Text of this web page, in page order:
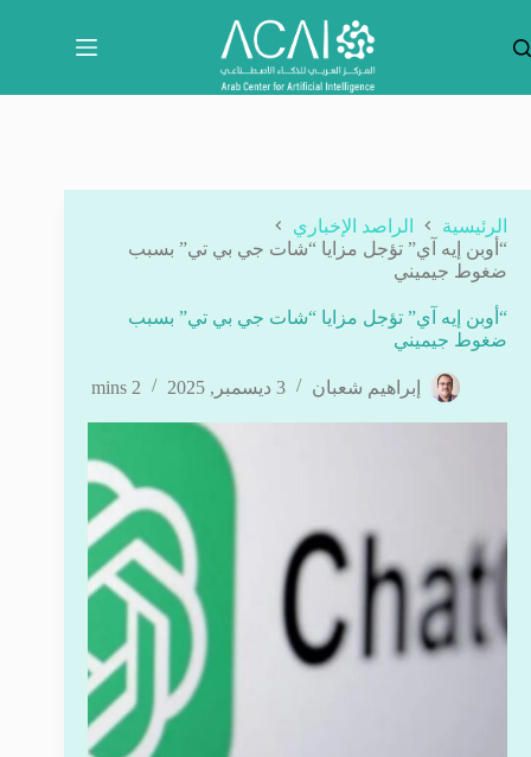
المحتوى
الرئيسية
الراصد الإخباري
“أوبن إيه آي” تؤجل مزايا “شات جي بي تي” بسبب
ضغوط جيميني
“أوبن إيه آي” تؤجل مزايا “شات جي بي تي” بسبب
ضغوط جيميني
إبراهيم شعبان 3 ديسمبر, 2025 2 mins